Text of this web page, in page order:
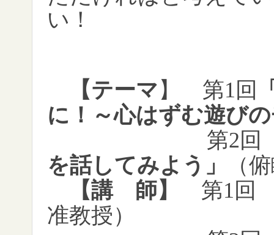
い！
【テーマ 】 第1 回
に！～心はずむ遊び
第2回
を話してみよう」
（
【講 師】 第1
准教授）